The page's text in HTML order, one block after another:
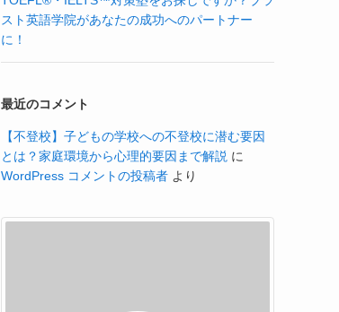
スト英語学院があなたの成功へのパートナー
に！
最近のコメント
【不登校】子どもの学校への不登校に潜む要因
とは？家庭環境から心理的要因まで解説 に
WordPress コメントの投稿者 より